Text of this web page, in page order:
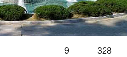
328
9